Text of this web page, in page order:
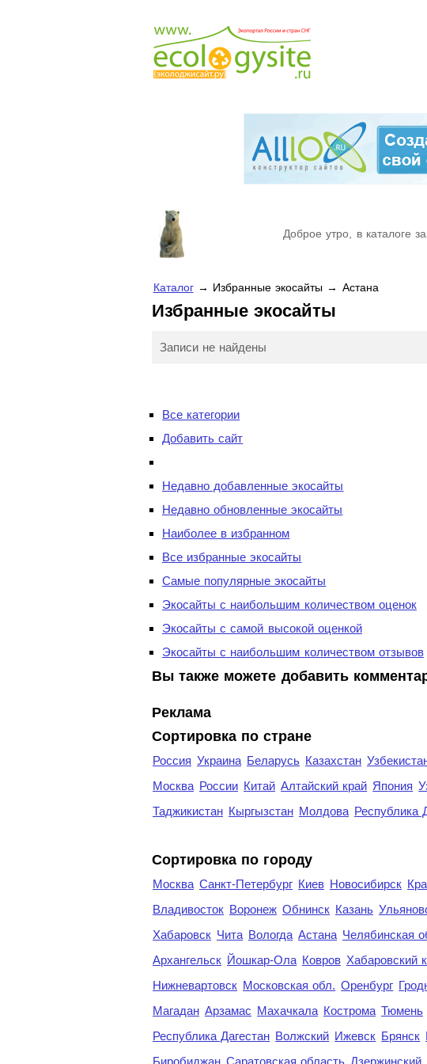
Доброе утро, в каталоге
Каталог→ Избранные экосайты → Астана
Избранные экосайты
Записи не найдены
Все категории
Добавить сайт
Недавно добавленные экосайты
Недавно обновленные экосайты
Наиболее в избранном
Все избранные экосайты
Самые популярные экосайты
Экосайты с наибольшим количеством оценок
Экосайты с самой высокой оценкой
Экосайты с наибольшим количеством отзывов
Вы также можете добавить
Реклама
Сортировка по стране
Россия Украина Беларусь Казахстан
Москва России Китай Алтайский край Япония
Таджикистан Кыргызстан Молдова Республика
Cортировка по городу
Москва Санкт-Петербург Киев Новосибирск
Владивосток Воронеж Обнинск Казань
Хабаровск Чита Вологда Астана Челябинская
Архангельск Йошкар-Ола Ковров Хабаровский
Нижневартовск Московская обл. Оренбург
Магадан Арзамас Махачкала Кострома Тюмень
Республика Дагестан Волжский Ижевск Брянск
Биробиджан Саратовская область Дзержинский